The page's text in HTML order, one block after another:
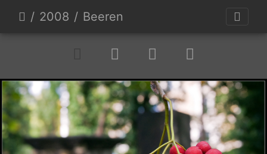
2008 Beeren